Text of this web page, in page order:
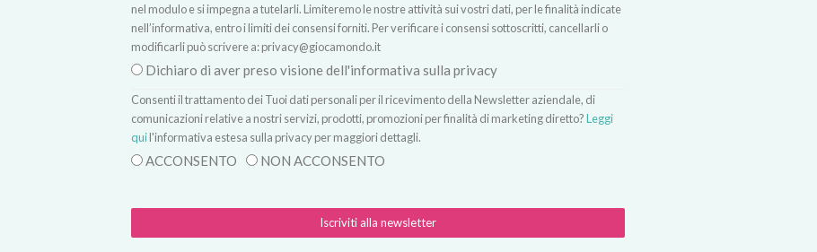
nel modulo e si impegna a tutelarli. Limiteremo le nostre attività sui vostri dati, per le finalità indicate
nell’informativa, entro i limiti dei consensi forniti. Per verificare i consensi sottoscritti, cancellarli o
modificarli può scrivere a:privacy@giocamondo.it
Dichiaro di aver preso visione dell'informativa sulla privacy
Consenti il trattamento dei Tuoi dati personali per il ricevimento della Newsletter aziendale, di
comunicazioni relative a nostri servizi, prodotti, promozioni per finalità di marketing diretto?Leggi
quil'informativa estesa sulla privacy per maggiori dettagli.
ACCONSENTO NON ACCONSENTO
Iscriviti alla newsletter